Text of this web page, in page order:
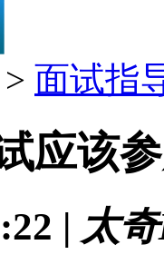
> 面试指
应该
| 太